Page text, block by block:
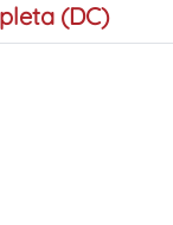
(DC)